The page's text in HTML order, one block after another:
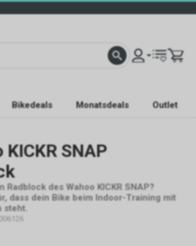
Bikedeals Monatsdeals Outlet
KICKR SNAP
des Wahoo KICKR SNAP?
dass dein Bike beim Indoor-Training mit
steht.